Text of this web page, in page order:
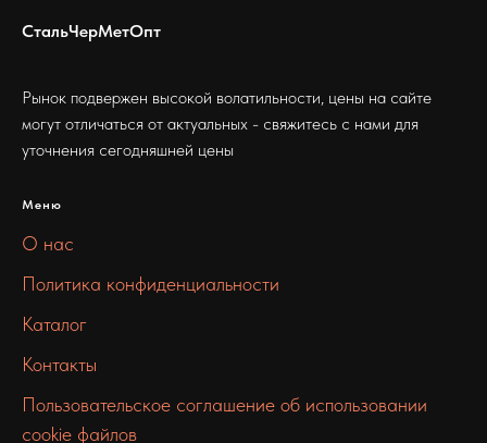
СтальЧерМетОпт
Рынок подвержен высокой волатильности, цены на сайте
могут отличаться от актуальных - свяжитесь с нами для
уточнения сегодняшней цены
Меню
О нас
Политика конфиденциальности
Каталог
Контакты
Пользовательское соглашение об использовании
cookie файлов